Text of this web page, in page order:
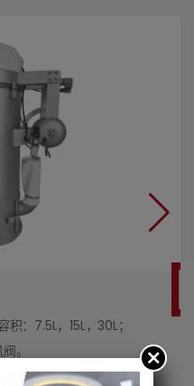
：7.5L，15L，30L；
。